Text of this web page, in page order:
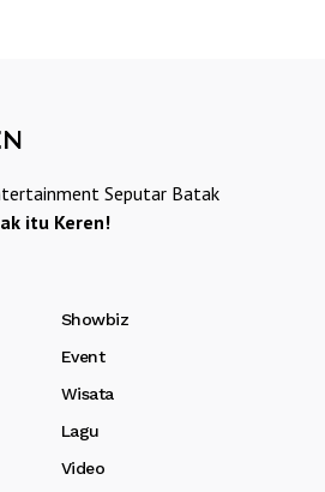
Seputar Batak
itu Keren!
Showbiz
Event
Wisata
Lagu
Video